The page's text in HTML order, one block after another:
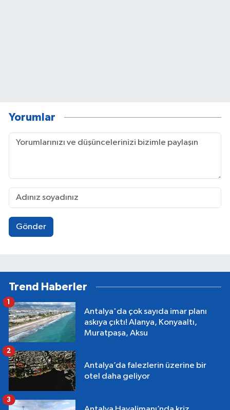
Yorumlar
Gönder
Trend Haberler
Antalya'da çok sayıda imar planı
askıya çıktı! Alanya, Konyaaltı,
Muratpaşa, Aksu
1
Antalya’da falezlerin üzerine bir
otel daha geliyor
2
3